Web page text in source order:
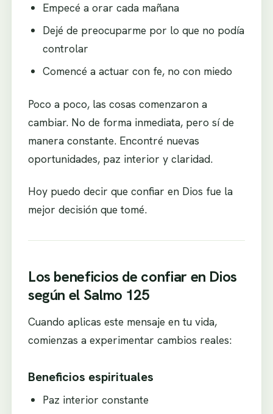
Empecé a orar cada mañana
Dejé de preocuparme por lo que no podía
controlar
Comencé a actuar con fe, no con miedo
Poco a poco, las cosas comenzaron a
cambiar. No de forma inmediata, pero sí de
manera constante. Encontré nuevas
oportunidades, paz interior y claridad.
Hoy puedo decir que confiar en Dios fue la
mejor decisión que tomé.
Los beneficios de confiar en Dios
según el Salmo 125
Cuando aplicas este mensaje en tu vida,
comienzas a experimentar cambios reales:
Beneficios espirituales
Paz interior constante